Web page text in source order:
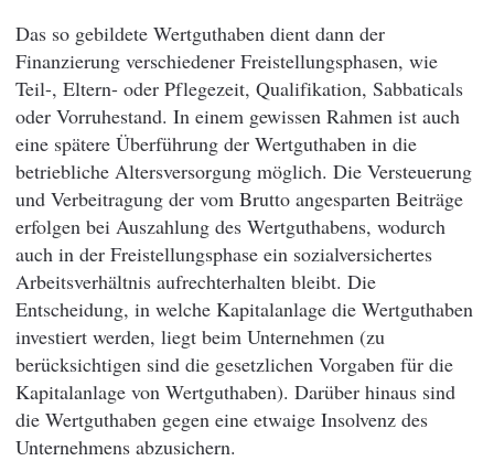
Das so gebildete Wertguthaben dient dann der
Finanzierung verschiedener Freistellungsphasen, wie
Teil-, Eltern- oder Pflegezeit, Qualifikation, Sabbaticals
oder Vorruhestand. In einem gewissen Rahmen ist auch
eine spätere Überführung der Wertguthaben in die
betriebliche Altersversorgung möglich. Die Versteuerung
und Verbeitragung der vom Brutto angesparten Beiträge
erfolgen bei Auszahlung des Wertguthabens, wodurch
auch in der Freistellungsphase ein sozialversichertes
Arbeitsverhältnis aufrechterhalten bleibt. Die
Entscheidung, in welche Kapitalanlage die Wertguthaben
investiert werden, liegt beim Unternehmen (zu
berücksichtigen sind die gesetzlichen Vorgaben für die
Kapitalanlage von Wertguthaben). Darüber hinaus sind
die Wertguthaben gegen eine etwaige Insolvenz des
Unternehmens abzusichern.